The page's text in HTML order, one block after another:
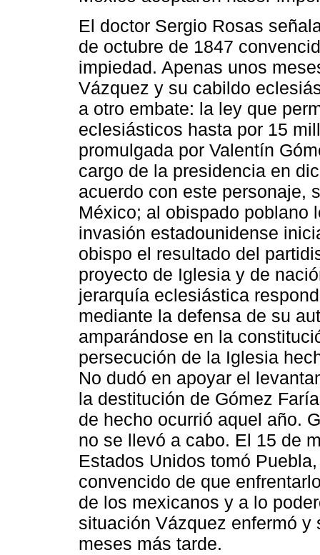
El doctor Sergio Rosas
de octubre de 1847
impiedad. Apenas unos
Vázquez y su cabildo
a otro embate: la ley que
eclesiásticos hasta por 15
promulgada por Valentín
cargo de la presidencia en
acuerdo con este personaje,
México; al obispado poblano
invasión estadounidense
obispo el resultado del
proyecto de Iglesia y de
jerarquía eclesiástica
mediante la defensa de su
amparándose en la
persecución de la Iglesia
No dudó en apoyar el
la destitución de Gómez
de hecho ocurrió aquel año.
no se llevó a cabo. El 15 de
Estados Unidos tomó
convencido de que
de los mexicanos y a lo
situación Vázquez enfermó
meses más tarde.